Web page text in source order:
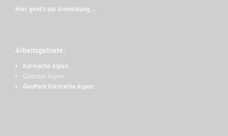
Hier geht's zur Anmeldung ...
Arbeitsgebiete:
Karnische Alpen
Gailtaler Alpen
GeoPark Karnische Alpen